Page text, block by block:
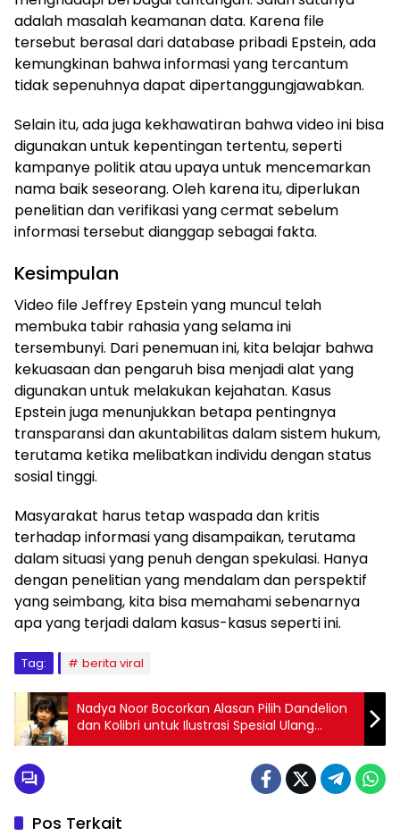
adalah masalah keamanan data. Karena file
tersebut berasal dari database pribadi Epstein, ada
kemungkinan bahwa informasi yang tercantum
tidak sepenuhnya dapat dipertanggungjawabkan.
Selain itu, ada juga kekhawatiran bahwa video ini bisa
digunakan untuk kepentingan tertentu, seperti
kampanye politik atau upaya untuk mencemarkan
nama baik seseorang. Oleh karena itu, diperlukan
penelitian dan verifikasi yang cermat sebelum
informasi tersebut dianggap sebagai fakta.
Kesimpulan
Video file Jeffrey Epstein yang muncul telah
membuka tabir rahasia yang selama ini
tersembunyi. Dari penemuan ini, kita belajar bahwa
kekuasaan dan pengaruh bisa menjadi alat yang
digunakan untuk melakukan kejahatan. Kasus
Epstein juga menunjukkan betapa pentingnya
transparansi dan akuntabilitas dalam sistem hukum,
terutama ketika melibatkan individu dengan status
sosial tinggi.
Masyarakat harus tetap waspada dan kritis
terhadap informasi yang disampaikan, terutama
dalam situasi yang penuh dengan spekulasi. Hanya
dengan penelitian yang mendalam dan perspektif
yang seimbang, kita bisa memahami sebenarnya
apa yang terjadi dalam kasus-kasus seperti ini.
Tag: berita viral
Nadya Noor Bocorkan Alasan Pilih Dandelion
dan Kolibri untuk Ilustrasi Spesial Ulang
Tahun ke-56 Gramedia
Pos Terkait